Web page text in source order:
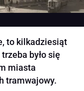
to kilkadziesiąt
było się
miasta
tramwajowy.